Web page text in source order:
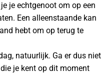
je echtgenoot om op een
Een alleenstaande kan
hebt om op terug te
natuurlijk. Ga er dus niet
je kent op dit moment